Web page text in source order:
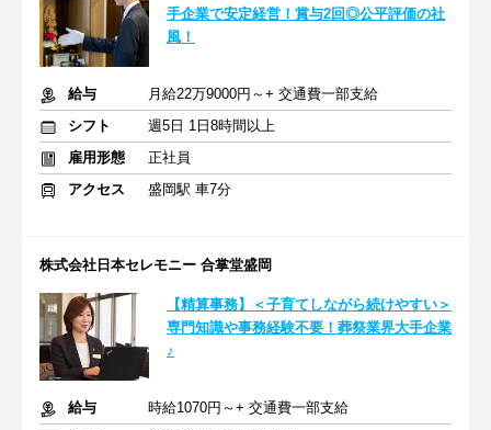
手企業で安定経営！賞与2回◎公平評価の社
風！
給与
月給22万9000円～+ 交通費一部支給
シフト
週5日 1日8時間以上
雇用形態
正社員
アクセス
盛岡駅 車7分
株式会社日本セレモニー 合掌堂盛岡
【精算事務】＜子育てしながら続けやすい＞
専門知識や事務経験不要！葬祭業界大手企業
♪
給与
時給1070円～+ 交通費一部支給